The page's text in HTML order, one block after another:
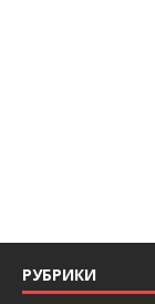
РУБРИКИ